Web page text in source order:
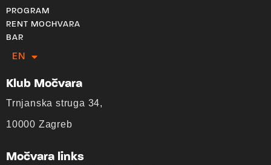
PROGRAM
RENT MOCHVARA
BAR
EN
HR
Klub Močvara
Trnjanska struga 34,
10000 Zagreb
Močvara links